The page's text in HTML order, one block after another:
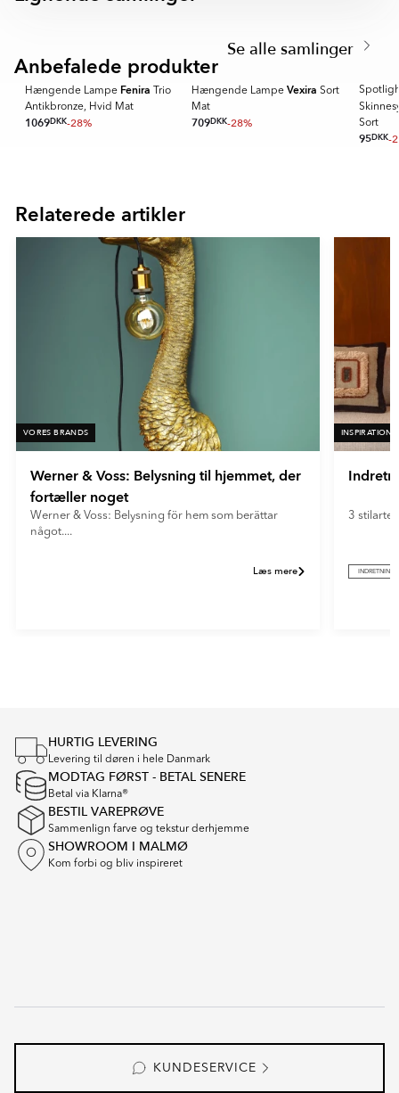
både indendørs- og udendørsmiljøer.
7
Se alle samlinger
Anbefalede produkter
Hængende Lampe Fenira Trio
Antikbronze, Hvid Mat
1069DKK-28%
Hængende LampeVexira Sort
Mat
709DKK-28%
Sort
95DKK-
16
Relaterede artikler
VORES BRANDS
Werner & Voss: Belysning til hjemmet, der
fortæller noget
Werner & Voss: Belysning för hem som berättar
något....
Læs mere
INSPIRATION
3
INDRETNING
HURTIG LEVERING
Levering til døren i hele Danmark
MODTAG FØRST - BETAL SENERE
Betal via Klarna®
BESTIL VAREPRØVE
Sammenlign farve og tekstur derhjemme
SHOWROOM I MALMØ
Kom forbi og bliv inspireret
KUNDESERVICE